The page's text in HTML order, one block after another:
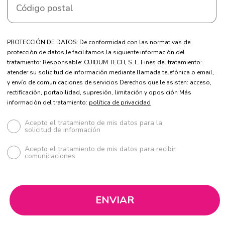
PROTECCIÓN DE DATOS: De conformidad con las normativas de
protección de datos le facilitamos la siguiente información del
tratamiento: Responsable: CUIDUM TECH, S. L. Fines del tratamiento:
atender su solicitud de información mediante llamada telefónica o email,
y envío de comunicaciones de servicios Derechos que le asisten: acceso,
rectificación, portabilidad, supresión, limitación y oposición Más
información del tratamiento: política de privacidad
Acepto el tratamiento de mis datos para la
solicitud de información
Acepto el tratamiento de mis datos para recibir
comunicaciones